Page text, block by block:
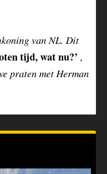
van NL. Dit
tijd, wat nu?’ ,
praten met Herman